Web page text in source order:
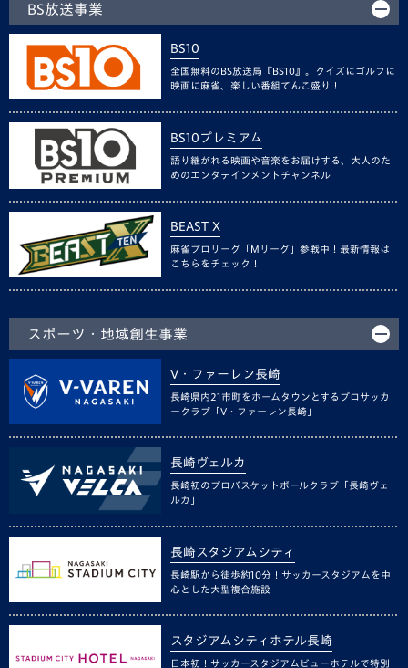
BS放送事業
BS10
全国無料のBS放送局『BS10』。クイズにゴルフに
映画に麻雀、楽しい番組てんこ盛り！
BS10プレミアム
語り継がれる映画や音楽をお届けする、大人のた
めのエンタテインメントチャンネル
BEAST X
麻雀プロリーグ「Mリーグ」参戦中！最新情報は
こちらをチェック！
スポーツ・地域創生事業
V・ファーレン長崎
長崎県内21市町をホームタウンとするプロサッカ
ークラブ「V・ファーレン長崎」
長崎ヴェルカ
長崎初のプロバスケットボールクラブ「長崎ヴェ
ルカ」
長崎スタジアムシティ
長崎駅から徒歩約10分！サッカースタジアムを中
心とした大型複合施設
スタジアムシティホテル長崎
日本初！サッカースタジアムビューホテルで特別